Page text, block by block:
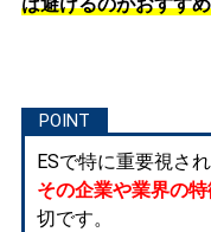
ESで特に重要視さ
その企業や業界の
切です。